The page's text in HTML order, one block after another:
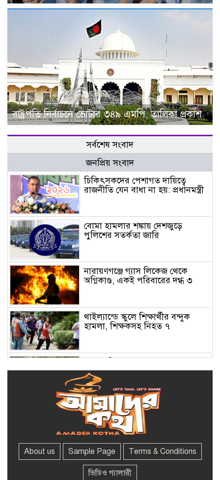
রাষ্ট্রপতি নির্বাচনে ভোটার ৩৪৯ এমপি, তালিকা প্রকাশ
সর্বশেষ সংবাদ
জনপ্রিয় সংবাদ
চিকিৎসকদের পেশাগত দায়িত্বে
রাজনীতি যেন বাধা না হয়: প্রধানমন্ত্রী
বোমা হামলার শঙ্কায় দেশজুড়ে
পুলিশের সতর্কতা জারি
নারায়ণগঞ্জে গ্যাস লিকেজ থেকে
অগ্নিকাণ্ড, একই পরিবারের দগ্ধ ৩
থাইল্যান্ডে স্কুলে শিক্ষার্থীর বন্দুক
হামলা, শিক্ষকসহ নিহত ৭
যেভাবে জানা যাবে
রাষ্ট্রপতি নির্বাচনে ভোটার ৩৪৯ এমপি,
তালিকা প্রকাশ
সচিবালয় অভিমুখে ১১ দলীয় ঐক্যের
পদযাত্রা আটকে দিলো পুলিশ
About us Sample Page Terms & Conditions
ভিডিও গ্যালারী